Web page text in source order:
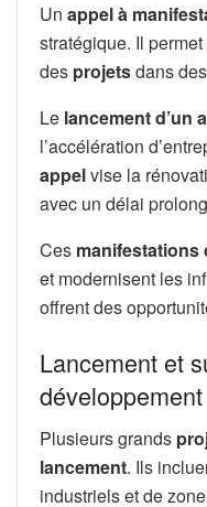
Un appel à
stratégique. Il
des projetsdans
Le lancement d’un
l’accélération
appelvise la
avec un délai
Ces manifestations
et modernisent les
offrent des
Lancement et
développement
Plusieurs grands
lancement. Ils
industriels et de